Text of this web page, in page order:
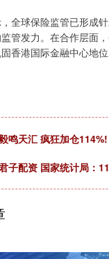
全球保险监管已形成
管发力。在合作层面
香港国际金融中心地
鸣天汇 疯狂加仓
子配资 国家统计局：